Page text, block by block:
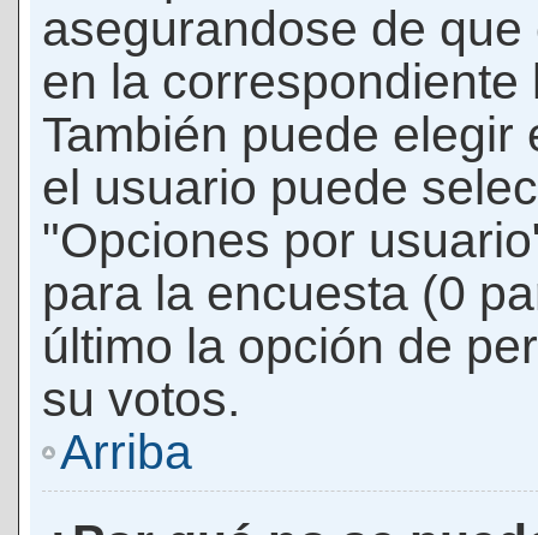
asegurandose de
en la
También puede
el usuario puede
"Opciones por
para la encuesta (0
último la opción de
su votos.
Arriba